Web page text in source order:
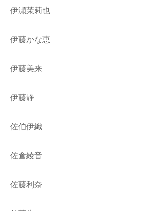
伊瀬茉莉也
伊藤かな恵
伊藤美来
伊藤静
佐伯伊織
佐倉綾音
佐藤利奈